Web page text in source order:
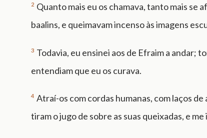
2 Quanto mais eu os chamava, tanto mais se
baalins, e queimavam incenso às imagens
3 Todavia, eu ensinei aos de Efraim a andar;
entendiam que eu os curava.
4 Atraí-os com cordas humanas, com laços
tiram o jugo de sobre as suas queixadas, e